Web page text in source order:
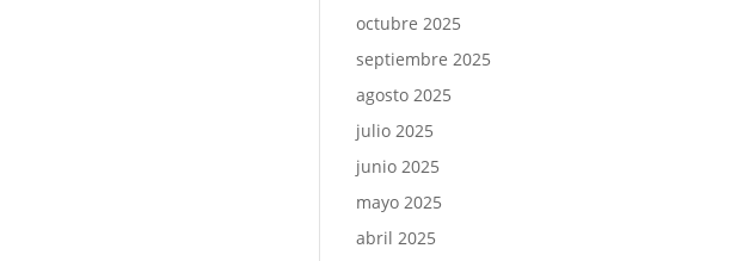
octubre 2025
septiembre 2025
agosto 2025
julio 2025
junio 2025
mayo 2025
abril 2025